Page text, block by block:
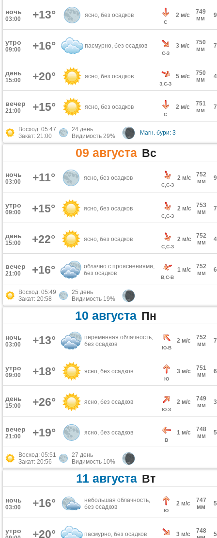
ночь
03:00 +13° ясно, без осадков
С
2 м/с
749
мм
утро
09:00 +16° пасмурно, без осадков
С-З
3 м/с
750
мм
день
15:00 +20° ясно, без осадков
З,С-З
5 м/с
750
мм
вечер
21:00 +15° ясно, без осадков
С
2 м/с
751
мм
Восход: 05:47
Закат: 21:00
24 день
Видимость 29%
Магн. бури: 3
09 августа Вс
ночь
03:00 +11° ясно, без осадков
С,С-З
2 м/с
752
мм
утро
09:00 +15° ясно, без осадков
С,С-З
2 м/с
753
мм
день
15:00 +22° ясно, без осадков
С,С-З
2 м/с
752
мм
вечер
21:00 +16°
облачно с прояснениями,
без осадков
В,С-В
1 м/с
752
мм
Восход: 05:49
Закат: 20:58
25 день
Видимость 19%
10 августа Пн
ночь
03:00 +13°
переменная облачность,
без осадков
Ю-В
2 м/с
752
мм
утро
09:00 +18° ясно, без осадков
Ю
3 м/с
751
мм
день
15:00 +26° ясно, без осадков
Ю-З
2 м/с
749
мм
вечер
21:00 +19° ясно, без осадков
В
1 м/с
748
мм
Восход: 05:51
Закат: 20:56
27 день
Видимость 10%
11 августа Вт
ночь
03:00 +16°
небольшая облачность,
без осадков
Ю
2 м/с
747
мм
утро +20° пасмурно, без осадков 3 м/с
748